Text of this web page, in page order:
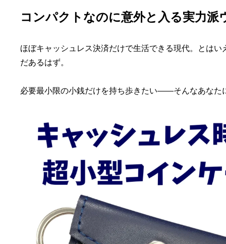
コンパクトなのに意外と入る実力派
ほぼキャッシュレス決済だけで生活できる現代。とは
だあるはず。
必要最小限の小銭だけを持ち歩きたい——そんなあなた